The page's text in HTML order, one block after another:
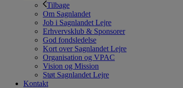
Tilbage
Om Sagnlandet
Job i Sagnlandet Lejre
Erhvervsklub & Sponsorer
God fondsledelse
Kort over Sagnlandet Lejre
Organisation og VPAC
Vision og Mission
Støt Sagnlandet Lejre
Kontakt